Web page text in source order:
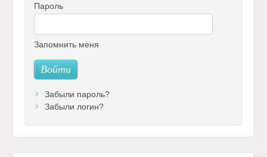
Пароль
Запомнить меня
Забыли пароль?
Забыли логин?